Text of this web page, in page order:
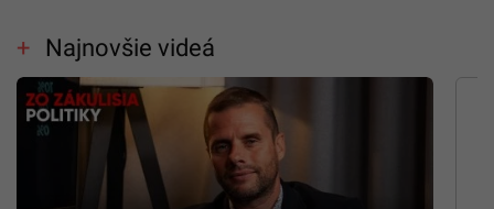
Najnovšie videá